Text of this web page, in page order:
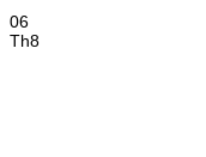
06
Th8